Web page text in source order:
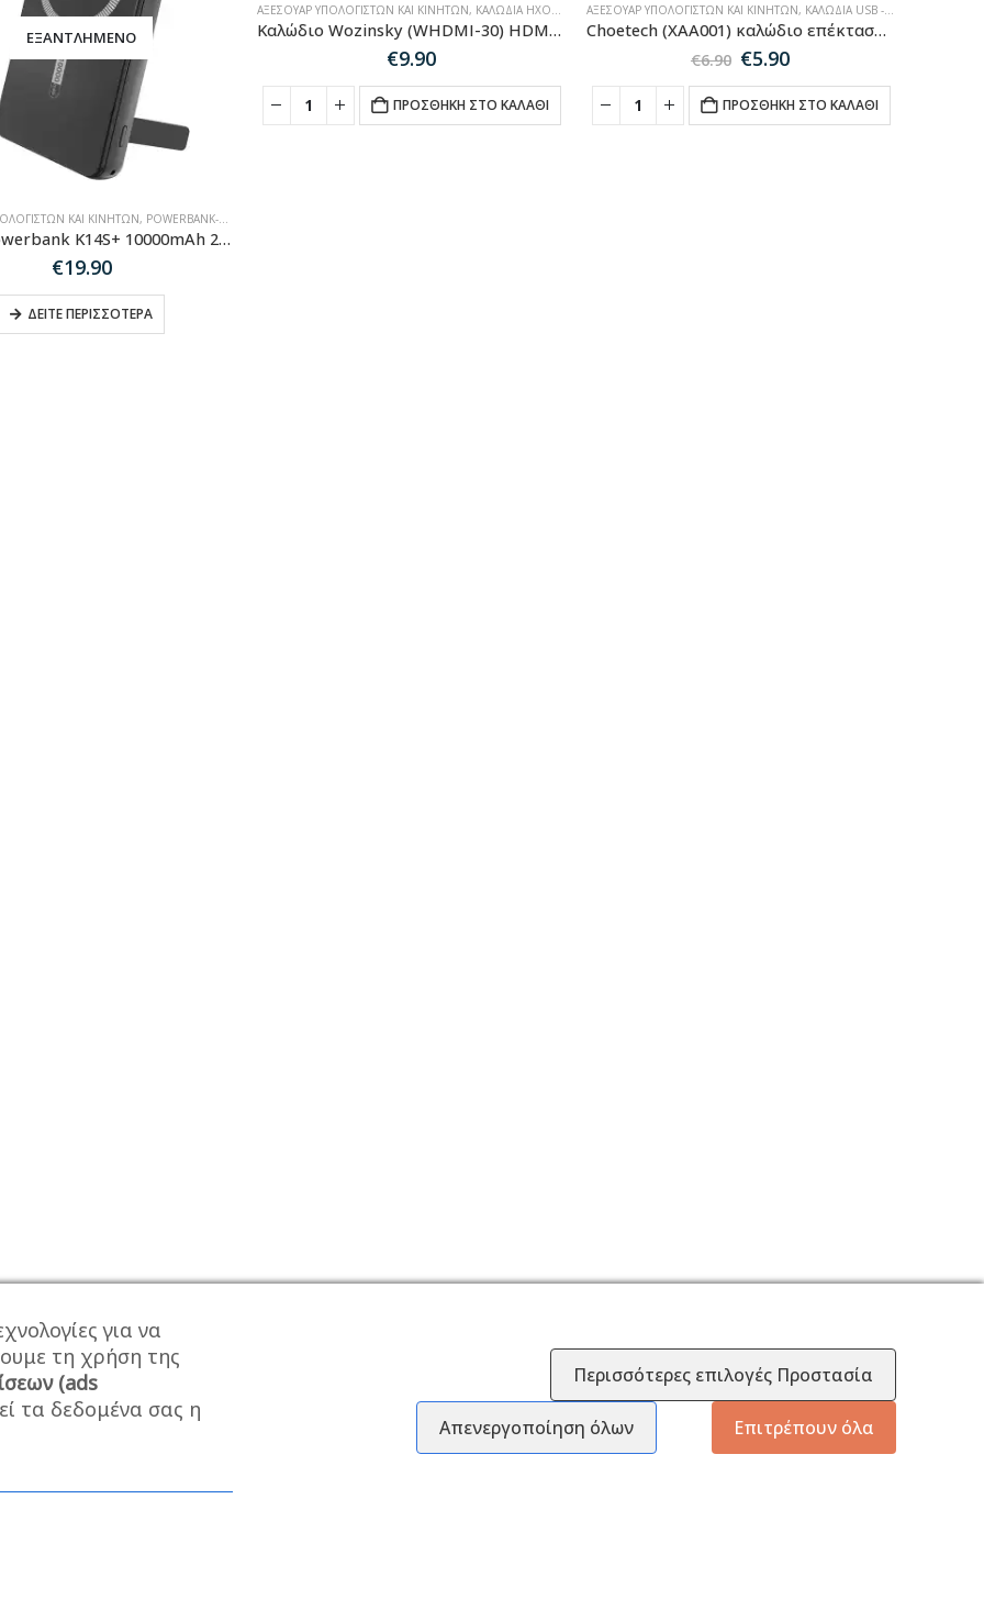
ΕΞΑΝΤΛΗΜΈΝΟ
ΚΑΙ ΚΙΝΗΤΏΝ, POWERBANK-MAGSAFE
Dudao Powerbank K14S+ 10000mAh 20W USB-A / USB-C / MagSafe with stand – black
€19.90
ΔΕΊΤΕ ΠΕΡΙΣΣΌΤΕΡΑ
ΑΞΕΣΟΥΆΡ ΥΠΟΛΟΓΙΣΤΏΝ ΚΑΙ ΚΙΝΗΤΏΝ, ΚΑΛΏΔΙΑ ΉΧΟΥ-HDMI-ΔΙΚΤΎΟΥ
Καλώδιο Wozinsky (WHDMI-30) HDMI 2.1 8K 60 Hz 48 Gbps / 4K 120 Hz / 2K 144 Hz 3m ασημί
€9.90
ΠΡΟΣΘΉΚΗ ΣΤΟ ΚΑΛΆΘΙ
ΑΞΕΣΟΥΆΡ ΥΠΟΛΟΓΙΣΤΏΝ ΚΑΙ ΚΙΝΗΤΏΝ, ΚΑΛΏΔΙΑ USB - ΦΟΡΤΙΣΤΈΣ ΠΡΊΖΑΣ
Choetech (XAA001) καλώδιο επέκτασης από USB 3.0 (male) σε USB 3.0 (female) 2 m μαύρο
€6.90 Original
was:
€6.90.
€5.90Η
τιμή
είναι:
ΠΡΟΣΘΉΚΗ ΣΤΟ ΚΑΛΆΘΙ
για να
τη χρήση της
(ads
τα δεδομένα σας η
Περισσότερες επιλογές Προστασία
Απενεργοποίηση όλων Επιτρέπουν όλα